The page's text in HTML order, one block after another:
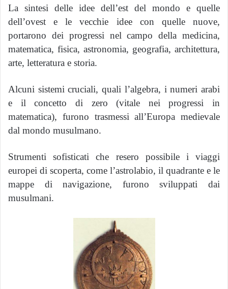
La sintesi delle idee dell’est del mondo e quelle
dell’ovest e le vecchie idee con quelle nuove,
portarono dei progressi nel campo della medicina,
matematica, fisica, astronomia, geografia, architettura,
arte, letteratura e storia.
Alcuni sistemi cruciali, quali l’algebra, i numeri arabi
e il concetto di zero (vitale nei progressi in
matematica), furono trasmessi all’Europa medievale
dal mondo musulmano.
Strumenti sofisticati che resero possibile i viaggi
europei di scoperta, come l’astrolabio, il quadrante e le
mappe di navigazione, furono sviluppati dai
musulmani.